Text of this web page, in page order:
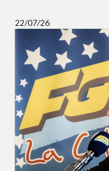
22/07/26